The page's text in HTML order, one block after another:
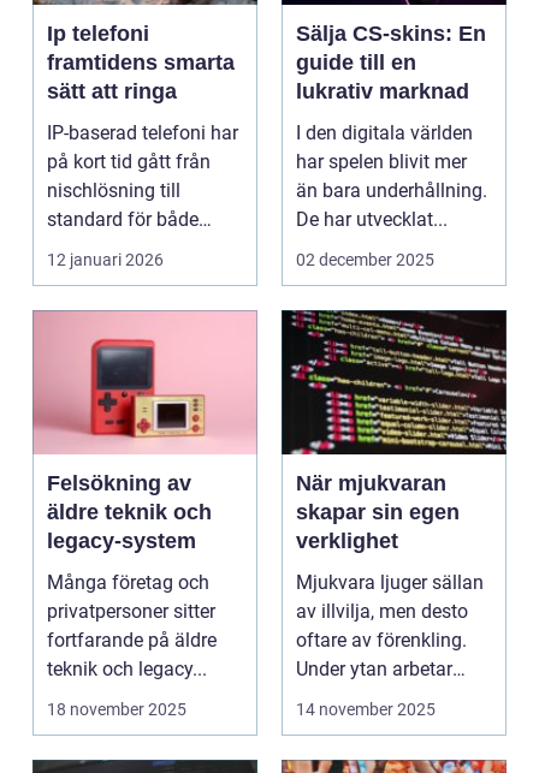
Ip telefoni
framtidens smarta
sätt att ringa
IP-baserad telefoni har
på kort tid gått från
nischlösning till
standard för både
företag och privat...
12 januari 2026
Sälja CS-skins: En
guide till en
lukrativ marknad
I den digitala världen
har spelen blivit mer
än bara underhållning.
De har utvecklat...
02 december 2025
Felsökning av
äldre teknik och
legacy-system
Många företag och
privatpersoner sitter
fortfarande på äldre
teknik och legacy...
18 november 2025
När mjukvaran
skapar sin egen
verklighet
Mjukvara ljuger sällan
av illvilja, men desto
oftare av förenkling.
Under ytan arbetar
pro...
14 november 2025